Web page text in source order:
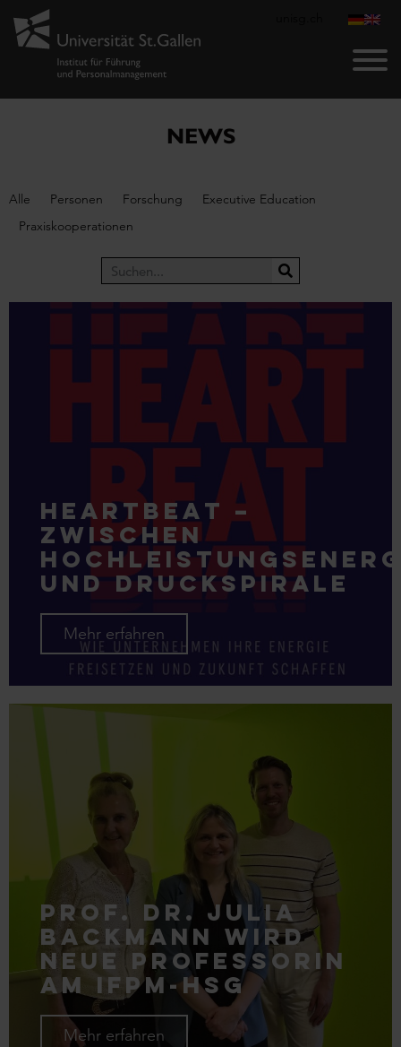
NEWS
Alle Personen Forschung
Executive Education
Praxiskooperationen
Heartbeat –
zwischen
und Druckspirale
Mehr erfahren
Prof. Dr. Julia
Backmann wird
neue Professorin
am IFPM-HSG
Mehr erfahren